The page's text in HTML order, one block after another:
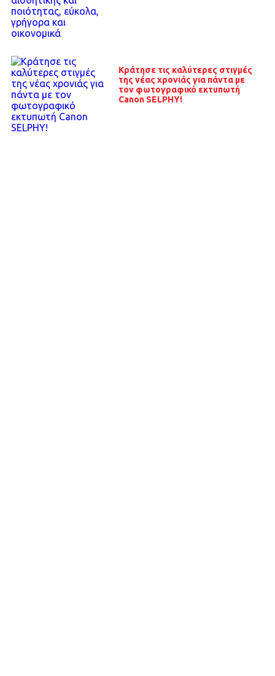
Κράτησε τις καλύτερες στιγμές
της νέας χρονιάς για πάντα με
τον φωτογραφικό εκτυπωτή
Canon SELPHY!